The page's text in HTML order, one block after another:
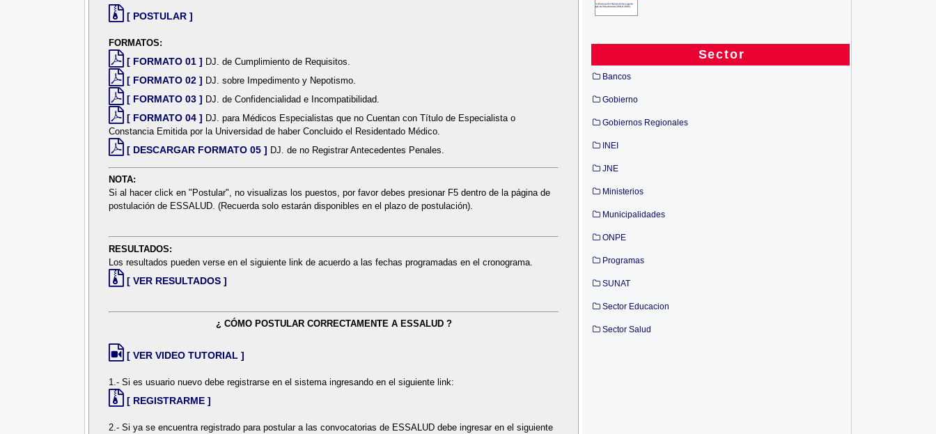
[ POSTULAR ]
FORMATOS:
[ FORMATO 01 ] DJ. de Cumplimiento de Requisitos.
[ FORMATO 02 ] DJ. sobre Impedimento y Nepotismo.
[ FORMATO 03 ] DJ. de Confidencialidad e Incompatibilidad.
[ FORMATO 04 ] DJ. para Médicos Especialistas que no Cuentan con Título de Especialista o
Constancia Emitida por la Universidad de haber Concluido el Residentado Médico.
[ DESCARGAR FORMATO 05 ] DJ. de no Registrar Antecedentes Penales.
NOTA:
Si al hacer click en "Postular", no visualizas los puestos, por favor debes presionar F5 dentro de la página de
postulación de ESSALUD. (Recuerda solo estarán disponibles en el plazo de postulación).
RESULTADOS:
Los resultados pueden verse en el siguiente link de acuerdo a las fechas programadas en el cronograma.
[ VER RESULTADOS ]
¿ CÓMO POSTULAR CORRECTAMENTE A ESSALUD ?
[ VER VIDEO TUTORIAL ]
1.- Si es usuario nuevo debe registrarse en el sistema ingresando en el siguiente link:
[ REGISTRARME ]
2.- Si ya se encuentra registrado para postular a las convocatorias de ESSALUD debe ingresar en el siguiente
Sector
Bancos
Gobierno
Gobiernos Regionales
INEI
JNE
Ministerios
Municipalidades
ONPE
Programas
SUNAT
Sector Educacion
Sector Salud